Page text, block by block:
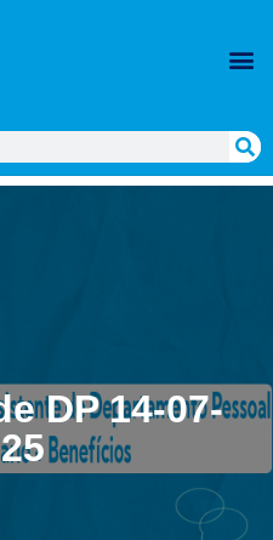
DP 14-07-